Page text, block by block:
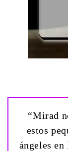
“Mirad
estos
ángeles